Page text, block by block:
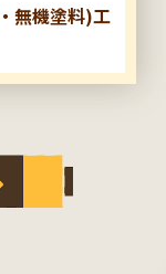
無機塗料)工